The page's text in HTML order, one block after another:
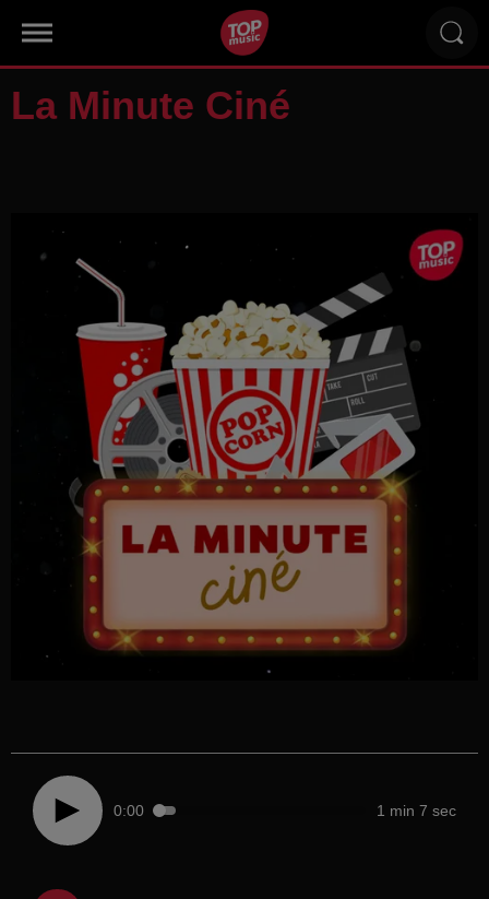
La Minute Ciné
0:00 1 min 7 sec